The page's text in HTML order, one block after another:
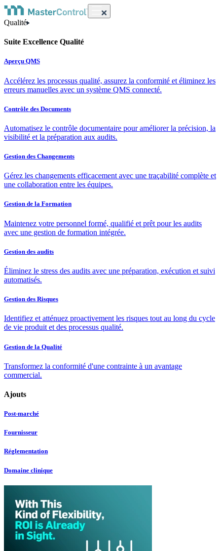
Qualité
Suite Excellence Qualité
Aperçu QMS
Accélérez les processus qualité, assurez la conformité et éliminez les
erreurs manuelles avec un système QMS connecté.
Contrôle des Documents
Automatisez le contrôle documentaire pour améliorer la précision, la
visibilité et la préparation aux audits.
Gestion des Changements
Gérez les changements efficacement avec une traçabilité complète et
une collaboration entre les équipes.
Gestion de la Formation
Maintenez votre personnel formé, qualifié et prêt pour les audits
avec une gestion de formation intégrée.
Gestion des audits
Éliminez le stress des audits avec une préparation, exécution et suivi
automatisés.
Gestion des Risques
Identifiez et atténuez proactivement les risques tout au long du cycle
de vie produit et des processus qualité.
Gestion de la Qualité
Transformez la conformité d'une contrainte à un avantage
commercial.
Ajouts
Post-marché
Fournisseur
Réglementation
Domaine clinique